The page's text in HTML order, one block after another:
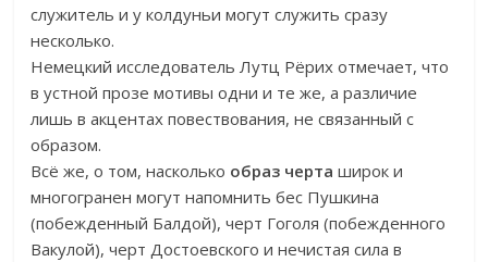
служитель и у колдуньи могут служить сразу
несколько.
Немецкий исследователь Лутц Рёрих отмечает, что
в устной прозе мотивы одни и те же, а различие
лишь в акцентах повествования, не связанный с
образом.
Всё же, о том, насколько образ черта широк и
многогранен могут напомнить бес Пушкина
(побежденный Балдой), черт Гоголя (побежденного
Вакулой), черт Достоевского и нечистая сила в